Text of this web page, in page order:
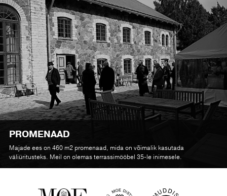
PROMENAAD
Majade ees on 460 m2 promenaad, mida on võimalik kasutada
väliüritusteks. Meil on olemas terrassimööbel 35-le inimesele.